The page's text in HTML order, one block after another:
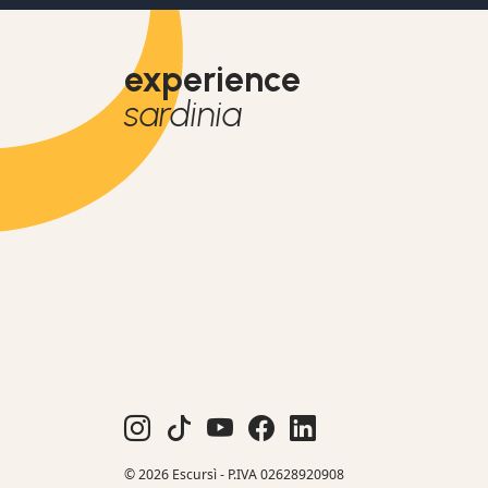
experience
sardinia
© 2026 Escursì - P.IVA 02628920908